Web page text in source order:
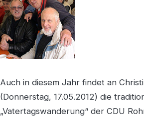
Auch in diesem Jahr findet an
(Donnerstag, 17.05.2012) die
„Vatertagswanderung“ der CDU